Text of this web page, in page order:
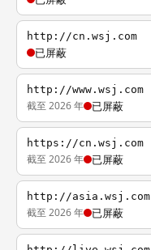
http://cn.wsj.com
已屏蔽
http://www.wsj.com
截至 2026 年 已屏蔽
https://cn.wsj.com
截至 2026 年 已屏蔽
http://asia.wsj.com
截至 2026 年 已屏蔽